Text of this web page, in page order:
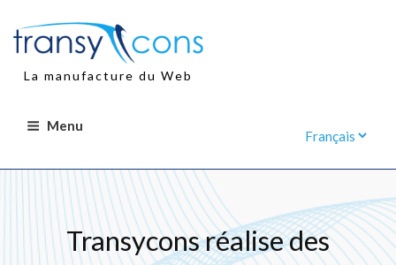
contenu
principalLa manufacture du Web
Menu
Transycons réalise des